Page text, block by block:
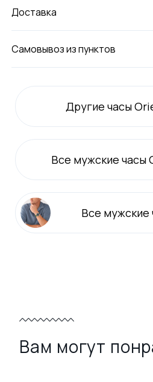
Доставка
Самовывоз из пунктов
Другие часы
Все мужские часы
Все мужские
Вам могут